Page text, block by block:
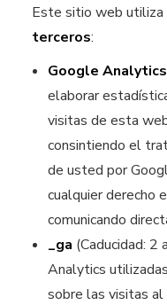
Este sitio web utiliza
terceros:
Google
elaborar
visitas de esta
consintiendo el
de usted por
cualquier derecho
comunicando
_ga (Caducidad: 2
Analytics
sobre las visitas